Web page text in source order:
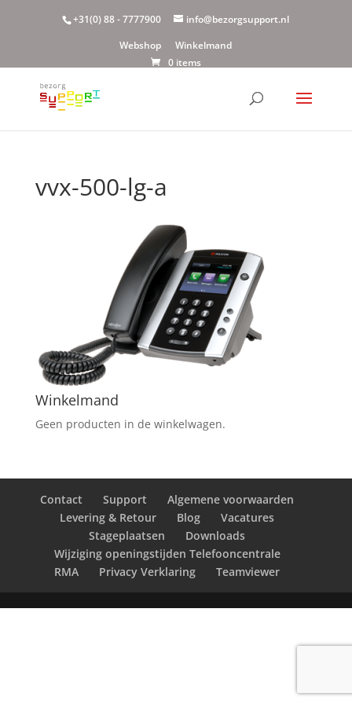
+31(0) 88 - 7777900
info@bezorgsupport.nl
Webshop
Winkelmand
0 items
vvx-500-lg-a
Winkelmand
Geen producten in de winkelwagen.
Contact Support
Algemene voorwaarden
Levering & Retour
Blog
Vacatures
Stageplaatsen
Downloads
Wijziging openingstijden Telefooncentrale
RMA
Privacy Verklaring Teamviewer